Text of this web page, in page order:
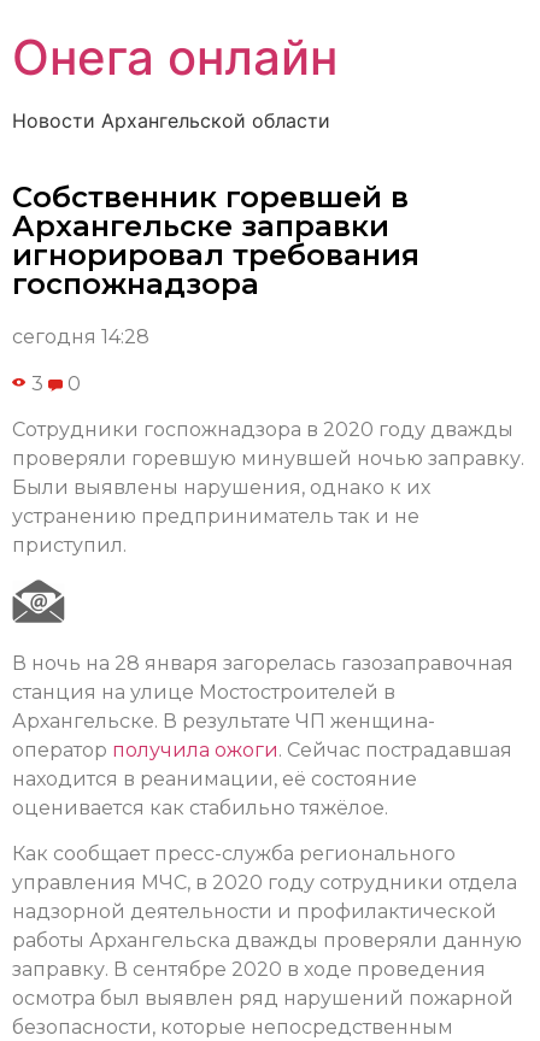
Онега онлайн
Новости Архангельской области
Собственник горевшей в
Архангельске заправки
игнорировал требования
госпожнадзора
сегодня 14:28
3 0
Сотрудники госпожнадзора в 2020 году дважды
проверяли горевшую минувшей ночью заправку.
Были выявлены нарушения, однако к их
устранению предприниматель так и не
приступил.
В ночь на 28 января загорелась газозаправочная
станция на улице Мостостроителей в
Архангельске. В результате ЧП женщина-
оператор получила ожоги. Сейчас пострадавшая
находится в реанимации, её состояние
оценивается как стабильно тяжёлое.
Как сообщает пресс-служба регионального
управления МЧС, в 2020 году сотрудники отдела
надзорной деятельности и профилактической
работы Архангельска дважды проверяли данную
заправку. В сентябре 2020 в ходе проведения
осмотра был выявлен ряд нарушений пожарной
безопасности, которые непосредственным